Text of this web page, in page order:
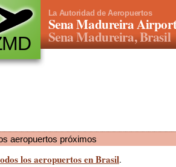
La Autoridad de Aeropuertos
Sena Madureira
Sena Madureira, Brasil
aeropuertos próximos
los aeropuertos en Brasil.